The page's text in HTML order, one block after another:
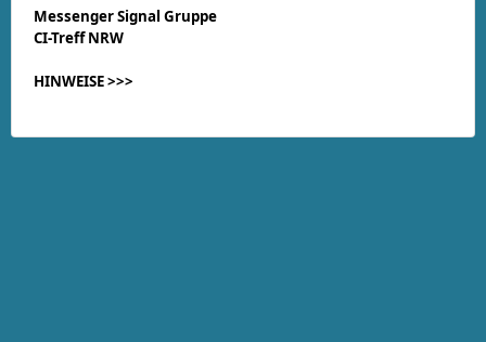
Messenger Signal Gruppe
CI-Treff NRW
HINWEISE >>>